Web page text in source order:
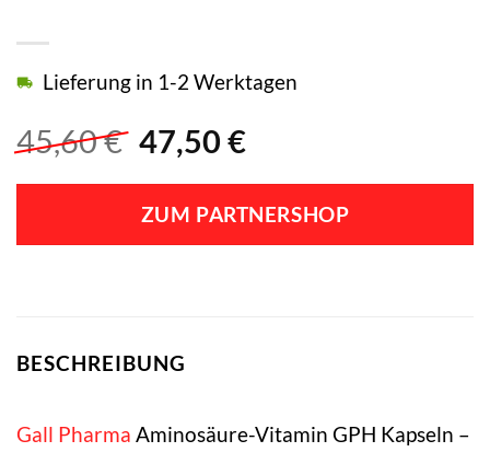
45,60€ Ursprünglicher
war:
45,60 €
47,50 €Aktueller
ist:
47,50 €.
Lieferung in 1-2 Werktagen
ZUM PARTNERSHOP
BESCHREIBUNG
Gall Pharma Aminosäure-Vitamin GPH Kapseln –